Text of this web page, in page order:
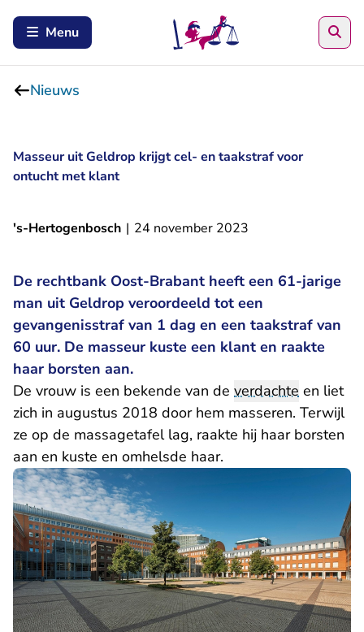
Menu
Nieuws
Masseur uit Geldrop krijgt cel- en taakstraf voor
ontucht met klant
's-Hertogenbosch | 24 november 2023
De rechtbank Oost-Brabant heeft een 61-jarige
man uit Geldrop veroordeeld tot een
gevangenisstraf van 1 dag en een taakstraf van
60 uur. De masseur kuste een klant en raakte
haar borsten aan.
De vrouw is een bekende van de verdachte en liet
zich in augustus 2018 door hem masseren. Terwijl
ze op de massagetafel lag, raakte hij haar borsten
aan en kuste en omhelsde haar.